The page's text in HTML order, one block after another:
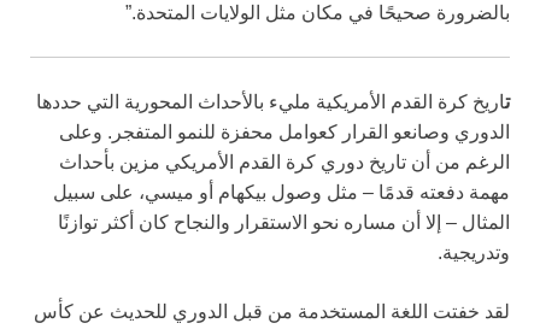
بالضرورة صحيحًا في مكان مثل الولايات المتحدة.”
تاريخ كرة القدم الأمريكية مليء بالأحداث المحورية التي حددها
الدوري وصانعو القرار كعوامل محفزة للنمو المتفجر. وعلى
الرغم من أن تاريخ دوري كرة القدم الأمريكي مزين بأحداث
مهمة دفعته قدمًا – مثل وصول بيكهام أو ميسي، على سبيل
المثال – إلا أن مساره نحو الاستقرار والنجاح كان أكثر توازنًا
وتدريجية.
لقد خفتت اللغة المستخدمة من قبل الدوري للحديث عن كأس